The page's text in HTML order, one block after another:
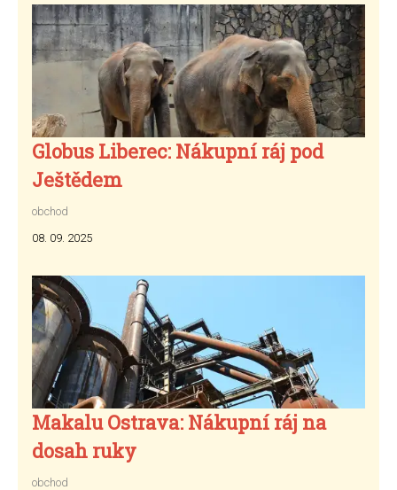
Globus Liberec: Nákupní ráj pod
Ještědem
obchod
08. 09. 2025
Makalu Ostrava: Nákupní ráj na
dosah ruky
obchod